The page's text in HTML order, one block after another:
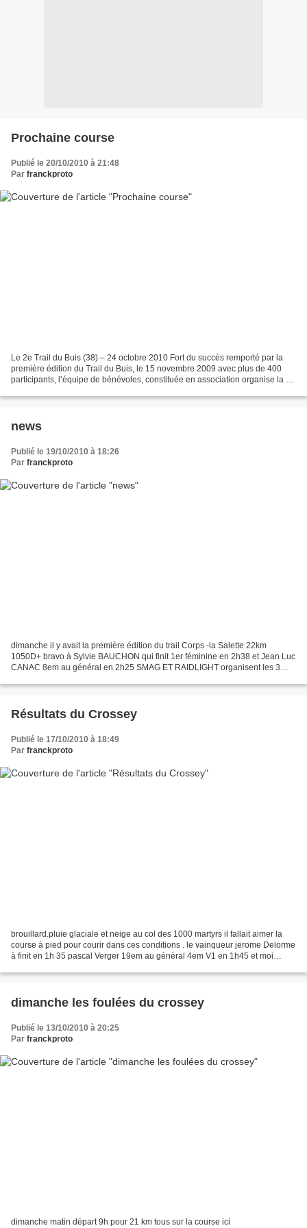
Prochaine course
Publié le 20/10/2010 à 21:48
Par franckproto
Le 2e Trail du Buis (38) – 24 octobre 2010 Fort du succès remporté par la
première édition du Trail du Buis, le 15 novembre 2009 avec plus de 400
participants, l’équipe de bénévoles, constituée en association organise la 2
news
Publié le 19/10/2010 à 18:26
Par franckproto
dimanche il y avait la première édition du trail Corps -la Salette 22km
1050D+ bravo à Sylvie BAUCHON qui finit 1er féminine en 2h38 et Jean Luc
CANAC 8em au général en 2h25 SMAG ET RAIDLIGHT organisent les 3
Résultats du Crossey
Publié le 17/10/2010 à 18:49
Par franckproto
brouillard.pluie glaciale et neige au col des 1000 martyrs il fallait aimer la
course à pied pour courir dans ces conditions . le vainqueur jerome Delorme
à finit en 1h 35 pascal Verger 19em au génèral 4em V1 en 1h45 et moi
dimanche les foulées du crossey
Publié le 13/10/2010 à 20:25
Par franckproto
dimanche matin départ 9h pour 21 km tous sur la course ici